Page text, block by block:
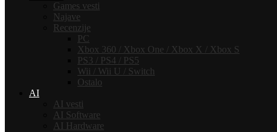
Games vesti
Najave
Recenzije
PC
Xbox 360 / Xbox One / Xbox X / Xbox S
PS3 / PS4 / PS5
Wii / Wii U / Switch
Ostalo
AI
AI vesti
AI Software
AI Hardware